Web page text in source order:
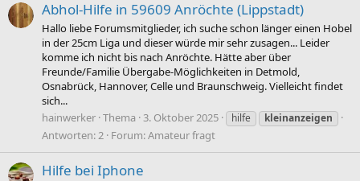
Abhol-Hilfe in 59609 Anröchte (Lippstadt)
Hallo liebe Forumsmitglieder, ich suche schon länger einen Hobel
in der 25cm Liga und dieser würde mir sehr zusagen... Leider
komme ich nicht bis nach Anröchte. Hätte aber über
Freunde/Familie Übergabe-Möglichkeiten in Detmold,
Osnabrück, Hannover, Celle und Braunschweig. Vielleicht findet
sich...
hainwerker Thema 3. Oktober 2025 hilfe kleinanzeigen
Antworten: 2 Forum:Amateur fragt
Hilfe bei Iphone